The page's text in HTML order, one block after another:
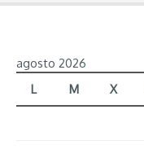
agosto 2026
L
M X